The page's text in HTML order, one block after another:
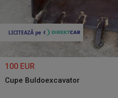
100 EUR
Cupe Buldoexcavator